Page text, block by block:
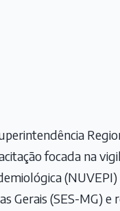
focada na
Gerais (SES-MG)